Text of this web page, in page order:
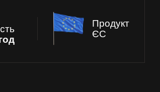
Продукт
ЄС